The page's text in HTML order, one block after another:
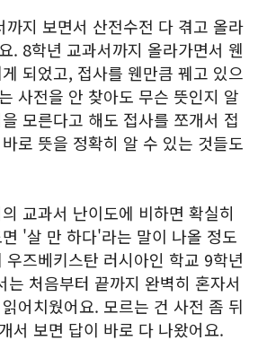
까지 보면서 산전수전 다 겪고 올라
. 8학년 교과서까지 올라가면서 웬
되었고, 접사를 웬만큼 꿰고 있으
사전을 안 찾아도 무슨 뜻인지 알
모른다고 해도 접사를 쪼개서 접
로 뜻을 정확히 알 수 있는 것들도
교과서 난이도에 비하면 확실히
'살 만 하다'라는 말이 나올 정도
우즈베키스탄 러시아인 학교 9학년
는 처음부터 끝까지 완벽히 혼자서
어치웠어요. 모르는 건 사전 좀 뒤
서 보면 답이 바로 다 나왔어요.